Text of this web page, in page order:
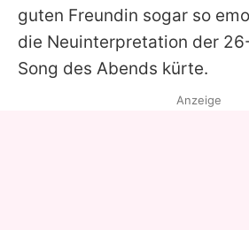
guten Freundin sogar so
die Neuinterpretation der
Song des Abends kürte.
Anzeige